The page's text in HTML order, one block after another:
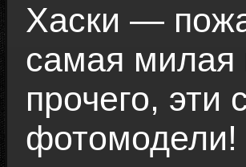
Хаски —
самая милая
прочего,
фотомодели!